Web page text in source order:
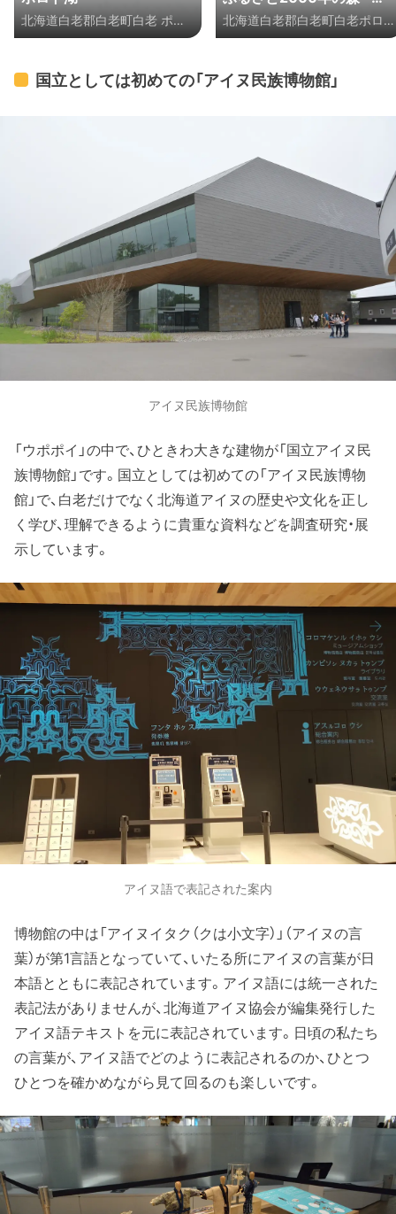
北海道白老郡白老町白老 ポロ
ト湖
ロトの森キャンプ場」
北海道白老郡白老町白老ポロト
自然休養林
国立としては初めての「アイヌ民族博物館」
アイヌ民族博物館
「ウポポイ」の中で、ひときわ大きな建物が「国立アイヌ民
族博物館」です。国立としては初めての「アイヌ民族博物
館」で、白老だけでなく北海道アイヌの歴史や文化を正し
く学び、理解できるように貴重な資料などを調査研究・展
示しています。
アイヌ語で表記された案内
博物館の中は「アイヌイタク（クは小文字）」（アイヌの言
葉）が第1言語となっていて、いたる所にアイヌの言葉が日
本語とともに表記されています。アイヌ語には統一された
表記法がありませんが、北海道アイヌ協会が編集発行した
アイヌ語テキストを元に表記されています。日頃の私たち
の言葉が、アイヌ語でどのように表記されるのか、ひとつ
ひとつを確かめながら見て回るのも楽しいです。